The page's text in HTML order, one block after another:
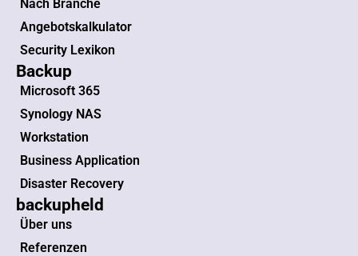
Nach Branche
Angebotskalkulator
Security Lexikon
Backup
Microsoft 365
Synology NAS
Workstation
Business Application
Disaster Recovery
backupheld
Über uns
Referenzen